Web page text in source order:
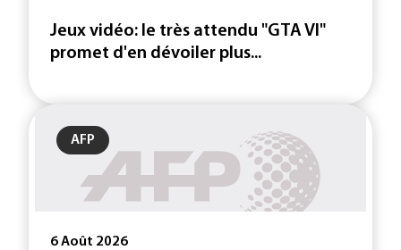
Jeux vidéo: le très attendu "GTA VI"
promet d'en dévoiler plus...
AFP
6 Août 2026